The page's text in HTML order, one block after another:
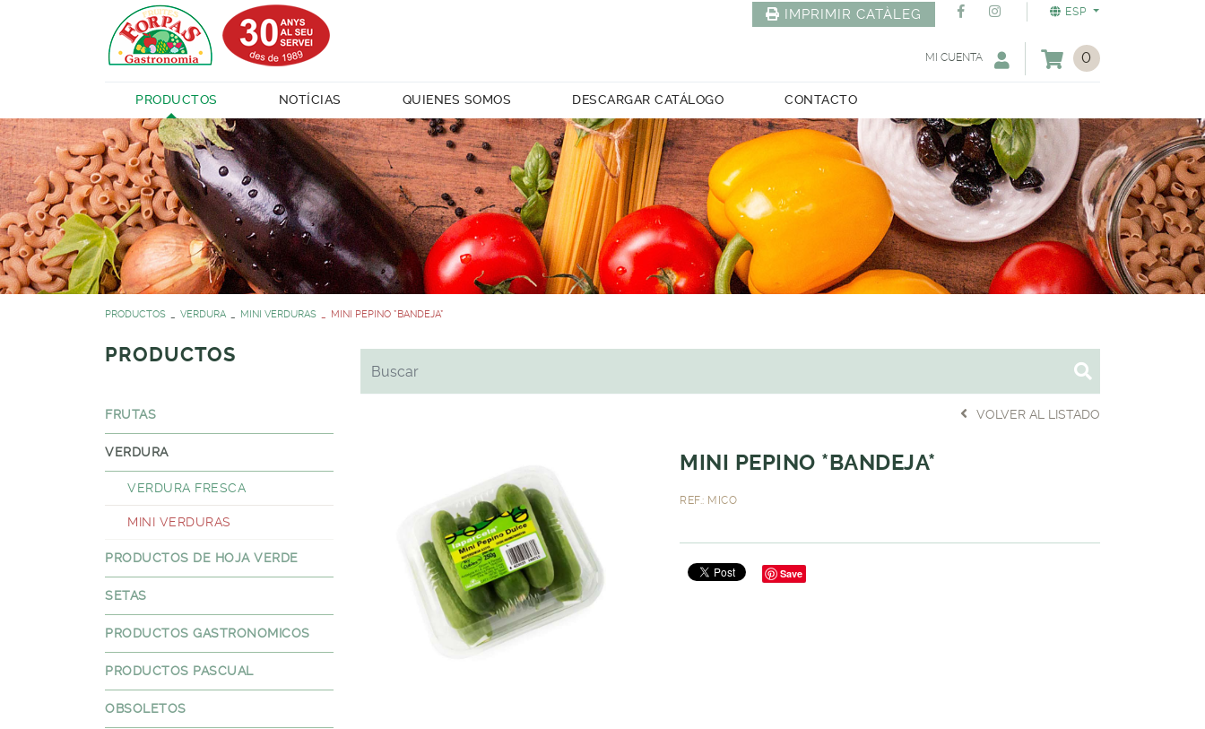
ESP
IMPRIMIR CATÀLEG
0
MI CUENTA
PRODUCTOS NOTÍCIAS QUIENES SOMOS DESCARGAR CATÁLOGO CONTACTO
PRODUCTOS VERDURA MINI VERDURAS MINI PEPINO *BANDEJA*
PRODUCTOS
FRUTAS
VERDURA
VERDURA FRESCA
MINI VERDURAS
PRODUCTOS DE HOJA VERDE
SETAS
PRODUCTOS GASTRONOMICOS
PRODUCTOS PASCUAL
OBSOLETOS
VOLVER AL LISTADO
MINI PEPINO *BANDEJA*
REF.: MICO
Save